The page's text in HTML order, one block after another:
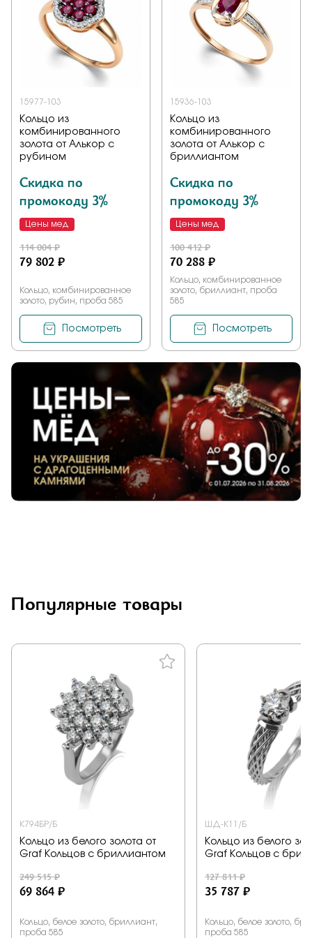
15977-103
Кольцо из
комбинированного
золота от Алькор с
рубином
Скидка по
промокоду 3%
Цены мед
114 004 ₽
79 802 ₽
Кольцо, комбинированное
золото, рубин, проба 585
Посмотреть
15936-103
Кольцо из
комбинированного
золота от Алькор с
бриллиантом
Скидка по
промокоду 3%
Цены мед
100 412 ₽
70 288 ₽
Кольцо, комбинированное
золото, бриллиант, проба
585
Посмотреть
Популярные товары
К794БР/Б
Кольцо из белого золота от
Graf Кольцов с бриллиантом
249 515 ₽
69 864 ₽
Кольцо, белое золото, бриллиант,
проба 585
ШД-К11/Б
Кольцо из белого
Graf Кольцов с
127 811 ₽
35 787 ₽
Кольцо, белое золото,
проба 585
Заказать
политики конфиденциальности